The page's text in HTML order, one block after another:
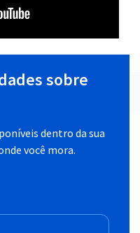
sobre
dentro da sua
você mora.